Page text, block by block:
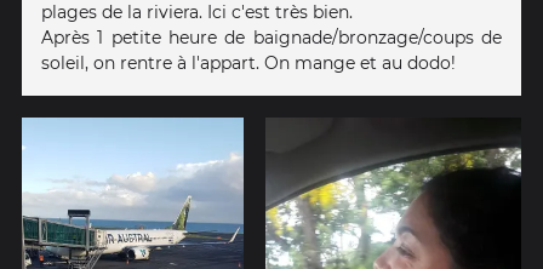
plages de la riviera. Ici c'est très bien.
Après 1 petite heure de baignade/bronzage/coups de
soleil, on rentre à l'appart. On mange et au dodo!